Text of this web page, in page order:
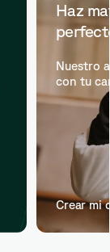
Haz
Nuestro
con tu
Crear mi